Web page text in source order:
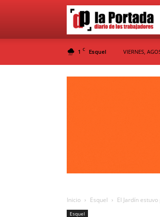
1 C Esquel VIERNES,
Inicio Esquel El Jardín
Esquel